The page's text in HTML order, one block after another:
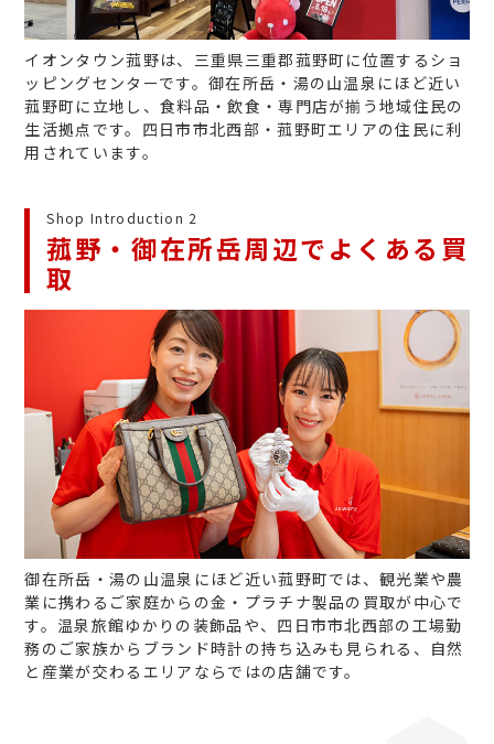
イオンタウン菰野は、三重県三重郡菰野町に位置するショ
ッピングセンターです。御在所岳・湯の山温泉にほど近い
菰野町に立地し、食料品・飲食・専門店が揃う地域住民の
生活拠点です。四日市市北西部・菰野町エリアの住民に利
用されています。
Shop Introduction 2
菰野・御在所岳周辺でよくある買
取
御在所岳・湯の山温泉にほど近い菰野町では、観光業や農
業に携わるご家庭からの金・プラチナ製品の買取が中心で
す。温泉旅館ゆかりの装飾品や、四日市市北西部の工場勤
務のご家族からブランド時計の持ち込みも見られる、自然
と産業が交わるエリアならではの店舗です。